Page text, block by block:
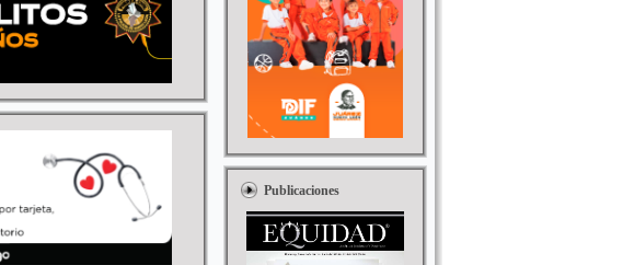
Publicaciones